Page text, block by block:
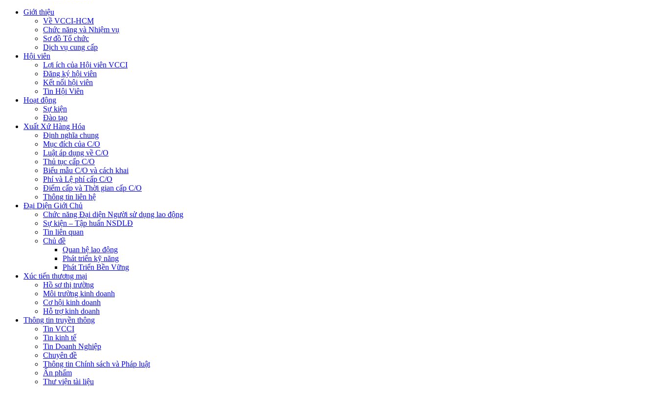
Giới thiệu
Về VCCI-HCM
Chức năng và Nhiệm vụ
Sơ đồ Tổ chức
Dịch vụ cung cấp
Hội viên
Lợi ích của Hội viên VCCI
Đăng ký hội viên
Kết nối hội viên
Tin Hội Viên
Hoạt động
Sự kiện
Đào tạo
Xuất Xứ Hàng Hóa
Định nghĩa chung
Mục đích của C/O
Luật áp dụng về C/O
Thủ tục cấp C/O
Biểu mẫu C/O và cách khai
Phí và Lệ phí cấp C/O
Điểm cấp và Thời gian cấp C/O
Thông tin liên hệ
Đại Diện Giới Chủ
Chức năng Đại diện Người sử dụng lao động
Sự kiện – Tập huấn NSDLĐ
Tin liên quan
Chủ đề
Quan hệ lao động
Phát triển kỹ năng
Phát Triển Bền Vững
Xúc tiến thương mại
Hồ sơ thị trường
Môi trường kinh doanh
Cơ hội kinh doanh
Hỗ trợ kinh doanh
Thông tin truyền thông
Tin VCCI
Tin kinh tế
Tin Doanh Nghiệp
Chuyên đề
Thông tin Chính sách và Pháp luật
Ấn phẩm
Thư viện tài liệu